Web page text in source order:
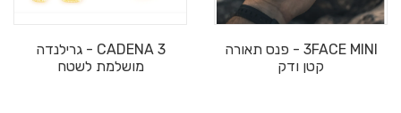
3FACE MINI - פנס תאורה
קטן ודק
CADENA 3 - גרילנדה
מושלמת לשטח